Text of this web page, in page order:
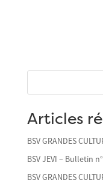
Articles
BSV GRANDES
BSV JEVI – Bulletin
BSV GRANDES